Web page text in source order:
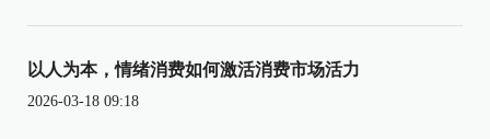
以人为本，情绪消费如何激活消费市场活力
2026-03-18 09:18